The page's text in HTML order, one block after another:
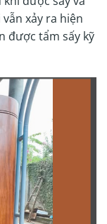
xảy ra hiện
được tẩm sấy kỹ